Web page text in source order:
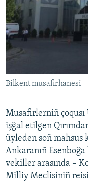
Bilkent musafirhanesi
Musafirlerniñ çoqusı
işğal etilgen
üyleden soñ mahsus
Ankaranıñ
vekiller arasında –
Milliy Meclisiniñ reisi